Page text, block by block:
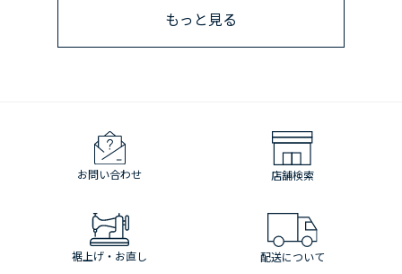
もっと見る
お問い合わせ 店舗検索
裾上げ・お直し 配送について